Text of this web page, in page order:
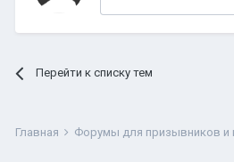
Перейти к списку тем
Главная Форумы для призывников и